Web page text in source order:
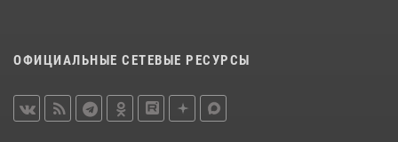
ОФИЦИАЛЬНЫЕ СЕТЕВЫЕ РЕСУРСЫ